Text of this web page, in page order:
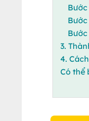
3.
4.
Có thể